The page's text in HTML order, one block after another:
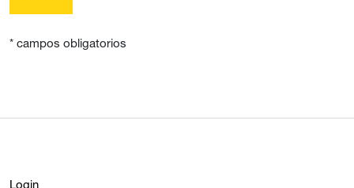
Enviar